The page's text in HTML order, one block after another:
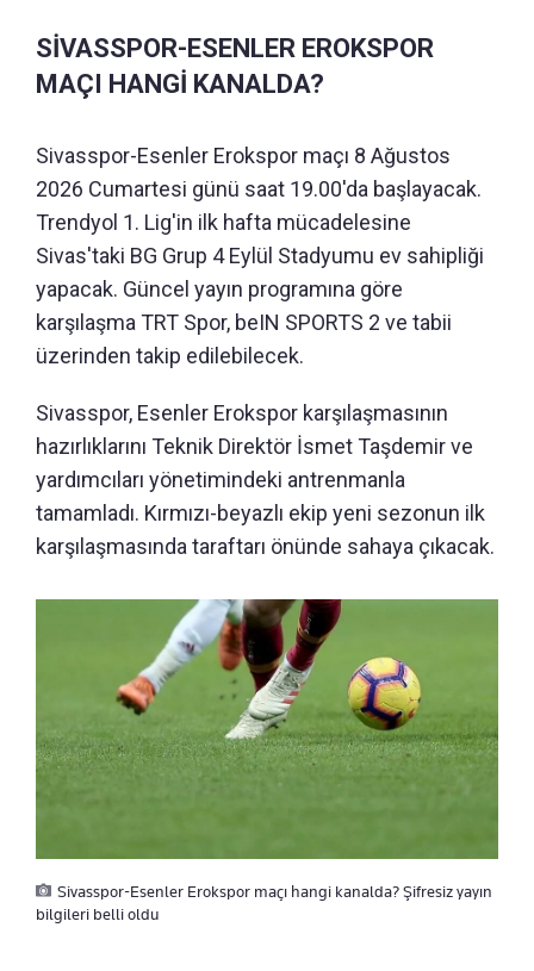
SİVASSPOR-ESENLER EROKSPOR
MAÇI HANGİ KANALDA?
Sivasspor-Esenler Erokspor maçı 8 Ağustos
2026 Cumartesi günü saat 19.00'da başlayacak.
Trendyol 1. Lig'in ilk hafta mücadelesine
Sivas'taki BG Grup 4 Eylül Stadyumu ev sahipliği
yapacak. Güncel yayın programına göre
karşılaşma TRT Spor, beIN SPORTS 2 ve tabii
üzerinden takip edilebilecek.
Sivasspor, Esenler Erokspor karşılaşmasının
hazırlıklarını Teknik Direktör İsmet Taşdemir ve
yardımcıları yönetimindeki antrenmanla
tamamladı. Kırmızı-beyazlı ekip yeni sezonun ilk
karşılaşmasında taraftarı önünde sahaya çıkacak.
Sivasspor-Esenler Erokspor maçı hangi kanalda? Şifresiz yayın
bilgileri belli oldu